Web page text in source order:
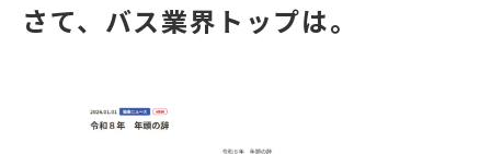
さて、バス業界トップは。